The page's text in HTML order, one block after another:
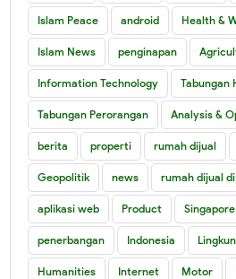
Islam Peace android Health &
Islam News penginapan
Information Technology Tabungan
Tabungan Perorangan Analysis &
berita properti rumah dijual
Geopolitik news rumah dijual
aplikasi web Product Singapore
penerbangan Indonesia
Humanities Internet Motor